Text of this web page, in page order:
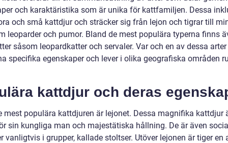
och karaktäristika som är unika för kattfamiljen. Dessa
och små kattdjur och sträcker sig från lejon och tigrar till
leoparder och pumor. Bland de mest populära typerna finns
såsom leopardkatter och servaler. Var och en av dessa
specifika egenskaper och lever i olika geografiska områden
kattdjur och deras
mest populära kattdjuren är lejonet. Dessa magnifika kattdjur
sin kungliga man och majestätiska hållning. De är även
vanligtvis i grupper, kallade stoltser. Utöver lejonen är tiger en